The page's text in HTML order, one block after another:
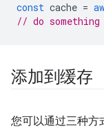
const cache =
// do
添加到缓存
您可以通过三种方